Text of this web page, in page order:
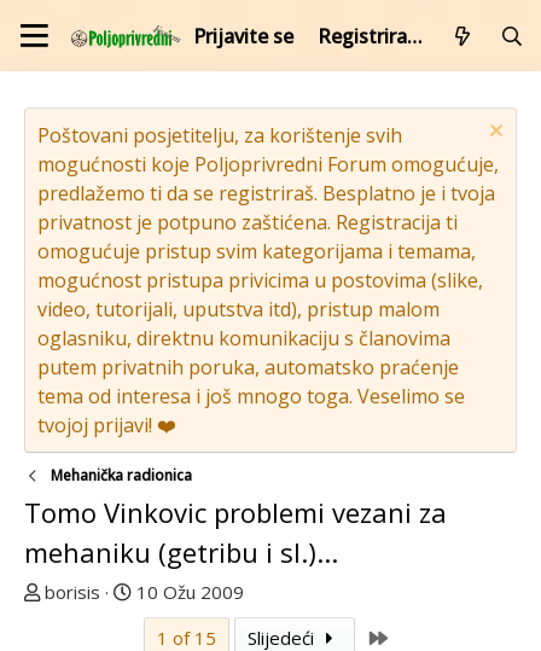
Prijavite se Registrirajte se
Poštovani posjetitelju, za korištenje svih
mogućnosti koje Poljoprivredni Forum omogućuje,
predlažemo ti da se registriraš. Besplatno je i tvoja
privatnost je potpuno zaštićena. Registracija ti
omogućuje pristup svim kategorijama i temama,
mogućnost pristupa privicima u postovima (slike,
video, tutorijali, uputstva itd), pristup malom
oglasniku, direktnu komunikaciju s članovima
putem privatnih poruka, automatsko praćenje
tema od interesa i još mnogo toga. Veselimo se
tvojoj prijavi! ❤️
Mehanička radionica
Tomo Vinkovic problemi vezani za
mehaniku (getribu i sl.)...
T
borisis
D
a
10 Ožu 2009
1 of 15
Slijedeći